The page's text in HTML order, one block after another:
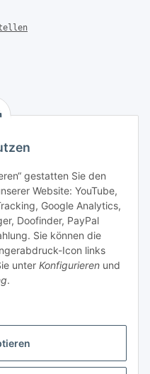
gestatten Sie den
Website: YouTube,
Google Analytics,
Doofinder, PayPal
Sie können die
Icon links
unter Konfigurieren und
.